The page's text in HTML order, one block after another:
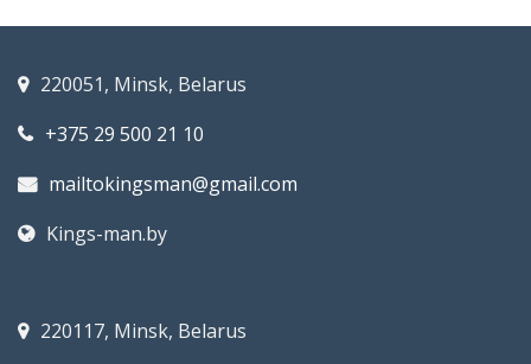
220051, Minsk, Belarus
+375 29 500 21 10
mailtokingsman@gmail.com
Kings-man.by
220117, Minsk, Belarus